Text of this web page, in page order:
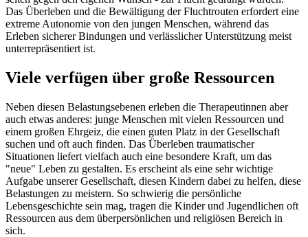
Das Überleben und die Bewältigung der Fluchtrouten erfordert eine
extreme Autonomie von den jungen Menschen, während das
Erleben sicherer Bindungen und verlässlicher Unterstützung meist
unterrepräsentiert ist.
Viele verfügen über große Ressourcen
Neben diesen Belastungsebenen erleben die Therapeutinnen aber
auch etwas anderes: junge Menschen mit vielen Ressourcen und
einem großen Ehrgeiz, die einen guten Platz in der Gesellschaft
suchen und oft auch finden. Das Überleben traumatischer
Situationen liefert vielfach auch eine besondere Kraft, um das
"neue" Leben zu gestalten. Es erscheint als eine sehr wichtige
Aufgabe unserer Gesellschaft, diesen Kindern dabei zu helfen, diese
Belastungen zu meistern. So schwierig die persönliche
Lebensgeschichte sein mag, tragen die Kinder und Jugendlichen oft
Ressourcen aus dem überpersönlichen und religiösen Bereich in
sich.